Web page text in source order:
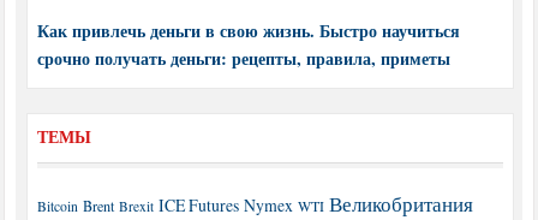
Как привлечь деньги в свою жизнь. Быстро научиться
срочно получать деньги: рецепты, правила, приметы
ТЕМЫ
Bitcoin Brent Brexit ICE Futures Nymex WTI Великобритания